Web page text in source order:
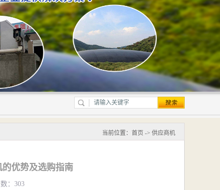
当前位置： 首页 -> 供应商机
优势及选购指南
：303